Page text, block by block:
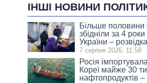
ІНШІ НОВИНИ
Більше половини
збідніли за 4
України – розвідка
7 серпня 2026, 11:58
Росія
Кореї майже 30
нафтопродуктів –